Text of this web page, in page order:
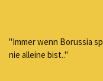
"Immer wenn Borussia
nie alleine bist.."